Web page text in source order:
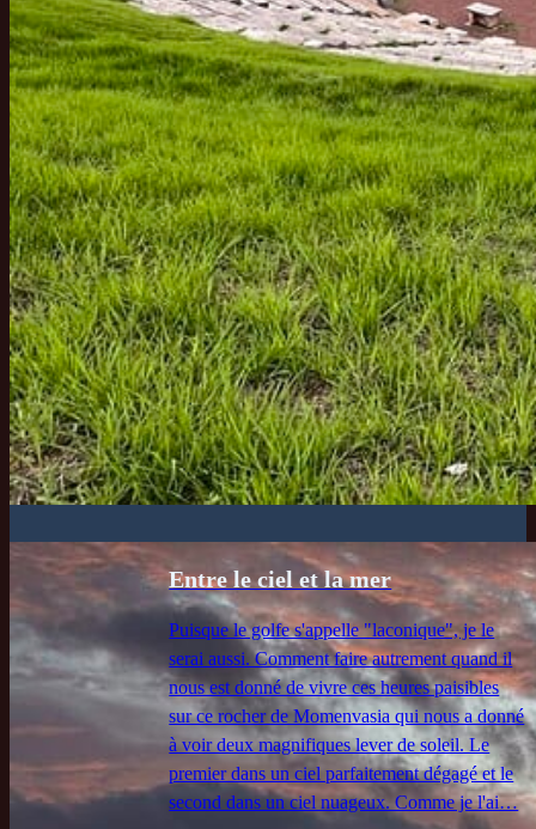
Entre le ciel et la mer
Puisque le golfe s'appelle "laconique", je le
serai aussi. Comment faire autrement quand il
nous est donné de vivre ces heures paisibles
sur ce rocher de Momenvasia qui nous a donné
à voir deux magnifiques lever de soleil. Le
premier dans un ciel parfaitement dégagé et le
second dans un ciel nuageux. Comme je l'ai…